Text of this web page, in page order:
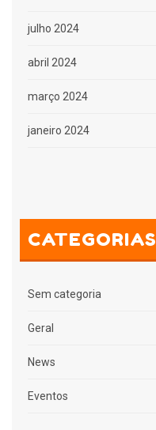
julho 2024
abril 2024
março 2024
janeiro 2024
CATEGORIAS
Sem categoria
Geral
News
Eventos